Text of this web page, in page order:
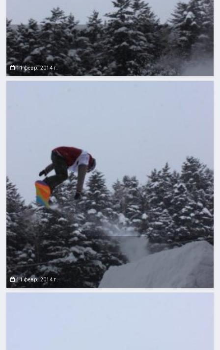
11 февр. 2014 г.
11 февр. 2014 г.